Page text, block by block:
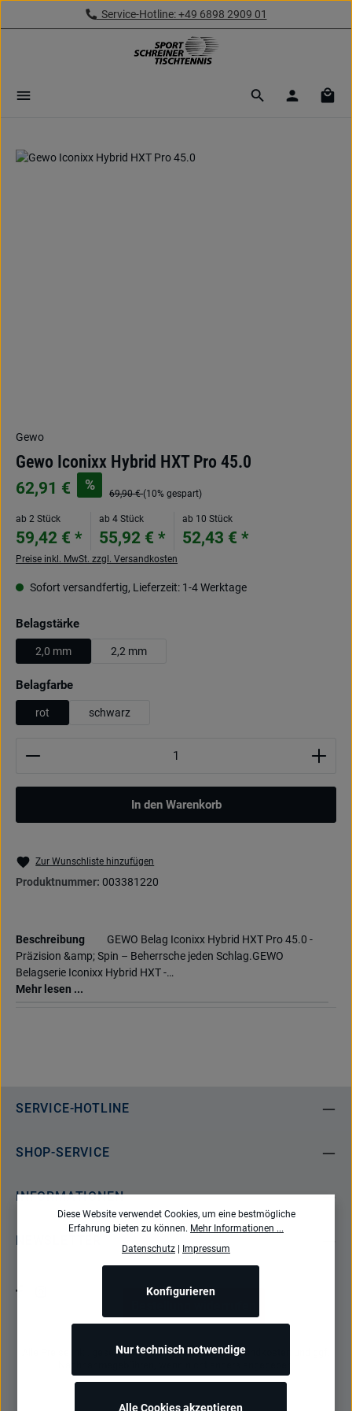
Zum Hauptinhalt springenService-Hotline: +49 6898 2909 01
Bildergalerie überspringen
Gewo
Gewo Iconixx Hybrid HXT Pro 45.0
62,91 € %
69,90 €(10% gespart)
ab 2 Stück
59,42 € *
ab 4 Stück
55,92 € *
ab 10 Stück
52,43 € *
Preise inkl. MwSt. zzgl. Versandkosten
Sofort versandfertig, Lieferzeit: 1-4 Werktage
Belagstärkeauswählen
2,0 mm 2,2 mm
Belagfarbeauswählen
rot schwarz
Produkt Anzahl: Gib den gewünschten Wert ein
In den Warenkorb
Zur Wunschliste hinzufügen
Produktnummer: 003381220
Beschreibung
GEWO Belag Iconixx Hybrid HXT Pro 45.0 -
Präzision &amp; Spin – Beherrsche jeden Schlag.GEWO
Belagserie Iconixx Hybrid HXT -…
Mehr lesen ...
SERVICE-HOTLINE
SHOP-SERVICE
INFORMATIONEN
Alle Preise inkl. gesetzl. Mehrwertsteuer zzgl.Versandkosten
Diese Website verwendet Cookies, um eine bestmögliche
Erfahrung bieten zu können. Mehr Informationen ...
Datenschutz
Impressum
Nur technisch notwendige
Konfigurieren
Alle Cookies akzeptieren